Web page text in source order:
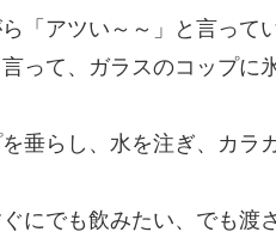
「アツい～～」と言って
って、ガラスのコップに
垂らし、水を注ぎ、カラ
にでも飲みたい、でも渡